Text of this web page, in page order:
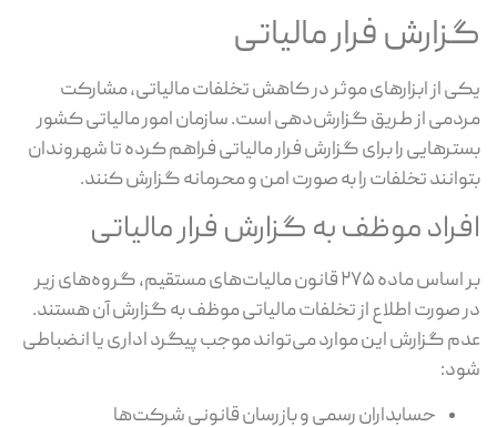
گزارش فرار مالیاتی
یکی از ابزارهای موثر در کاهش تخلفات مالیاتی، مشارکت
مردمی از طریق گزارش‌دهی است. سازمان امور مالیاتی کشور
بسترهایی را برای گزارش فرار مالیاتی فراهم کرده تا شهروندان
بتوانند تخلفات را به صورت امن و محرمانه گزارش کنند.
افراد موظف به گزارش فرار مالیاتی
بر اساس ماده ۲۷۵ قانون مالیات‌های مستقیم، گروه‌های زیر
در صورت اطلاع از تخلفات مالیاتی موظف به گزارش آن هستند.
عدم گزارش این موارد می‌تواند موجب پیگرد اداری یا انضباطی
شود:
حسابداران رسمی و بازرسان قانونی شرکت‌ها